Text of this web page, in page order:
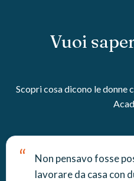
Vuoi
Scopri cosa dicono le donne
“
Non pensavo fosse
lavorare da casa con